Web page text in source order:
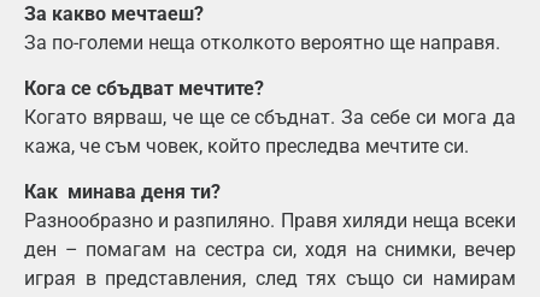
За какво мечтаеш?
За по-големи неща отколкото вероятно ще направя.
Кога се сбъдват мечтите?
Когато вярваш, че ще се сбъднат. За себе си мога да
кажа, че съм човек, който преследва мечтите си.
Как минава деня ти?
Разнообразно и разпиляно. Правя хиляди неща всеки
ден – помагам на сестра си, ходя на снимки, вечер
играя в представления, след тях също си намирам